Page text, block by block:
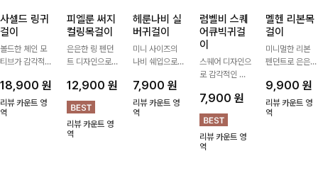
사셀드 링귀
걸이
볼드한 체인 모
티브가 감각적인
는 귀걸이- 심플
하면서도 존재감
있는 디자인으로
18,900 원
리뷰 카운트 영
역
피엘룬 써지
컬링목걸이
은은한 링 펜던
트 디자인으로
써지컬스틸 소재
로 변색 걱정 없
이 데일리로 착
용하기 좋아요-
12,900 원
리뷰 카운트 영
역
헤룬나비 실
버귀걸이
미니 사이즈의
나비 쉐입으로
내어줄 이어링,
과하지 않은 포
인트가 되어줘
7,900원
리뷰 카운트 영
역
럼벨비 스퀘
어큐빅귀걸
이
스퀘어 디자인으
로 감각적인 무
안에 큐빅을 담
아 더욱 고급스
럽게 연출되는
귀걸이에요~!
7,900 원
리뷰 카운트 영
역
멜헨 리본목
걸이
미니멀한 리본
펜던트로 은은한
는 목걸이예요.
골드, 실버 컬러
로 구성돼 어떤
9,900원
리뷰 카운트 영
역